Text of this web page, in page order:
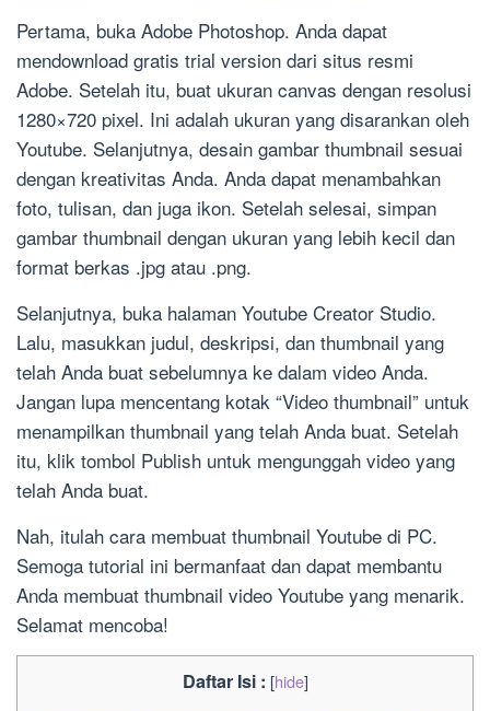
Pertama, buka Adobe Photoshop. Anda dapat
mendownload gratis trial version dari situs resmi
Adobe. Setelah itu, buat ukuran canvas dengan resolusi
1280×720 pixel. Ini adalah ukuran yang disarankan oleh
Youtube. Selanjutnya, desain gambar thumbnail sesuai
dengan kreativitas Anda. Anda dapat menambahkan
foto, tulisan, dan juga ikon. Setelah selesai, simpan
gambar thumbnail dengan ukuran yang lebih kecil dan
format berkas .jpg atau .png.
Selanjutnya, buka halaman Youtube Creator Studio.
Lalu, masukkan judul, deskripsi, dan thumbnail yang
telah Anda buat sebelumnya ke dalam video Anda.
Jangan lupa mencentang kotak “Video thumbnail” untuk
menampilkan thumbnail yang telah Anda buat. Setelah
itu, klik tombol Publish untuk mengunggah video yang
telah Anda buat.
Nah, itulah cara membuat thumbnail Youtube di PC.
Semoga tutorial ini bermanfaat dan dapat membantu
Anda membuat thumbnail video Youtube yang menarik.
Selamat mencoba!
Daftar Isi : [hide]